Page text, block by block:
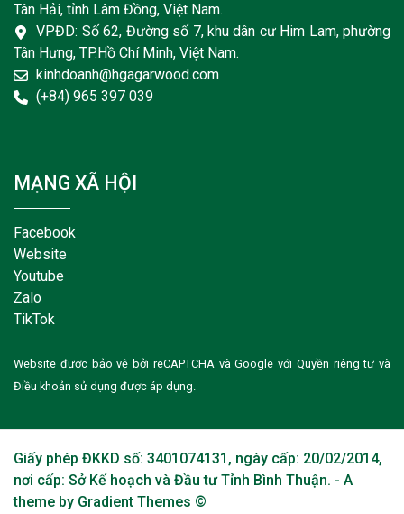
Tân Hải, tỉnh Lâm Đồng, Việt Nam.
VPĐD: Số 62, Đường số 7, khu dân cư Him Lam, phường
Tân Hưng, TP.Hồ Chí Minh, Việt Nam.
kinhdoanh@hgagarwood.com
(+84) 965 397 039
MẠNG XÃ HỘI
Facebook
Website
Youtube
Zalo
TikTok
Website được bảo vệ bởi reCAPTCHA và Google với Quyền riêng tư và
Điều khoản sử dụng được áp dụng.
Giấy phép ĐKKD số: 3401074131, ngày cấp: 20/02/2014,
nơi cấp: Sở Kế hoạch và Đầu tư Tỉnh Bình Thuận. - A
theme by Gradient Themes ©